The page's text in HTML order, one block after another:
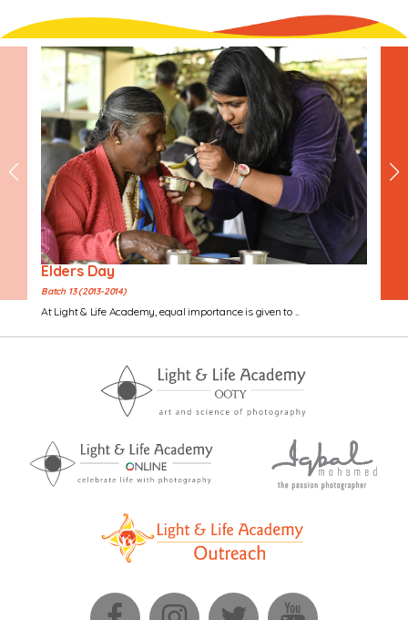
Elders Day
Batch 13 (2013-2014)
At Light & Life Academy, equal importance is given to ...